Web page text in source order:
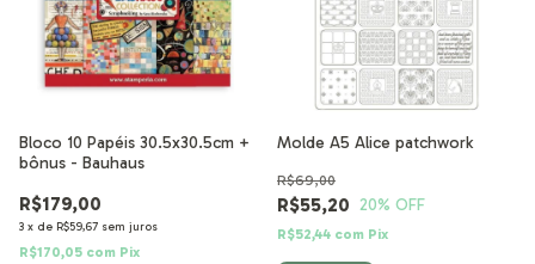
Bloco 10 Papéis 30.5x30.5cm +
bônus - Bauhaus
R$179,00
3 x de R$59,67 sem juros
R$170,05 com Pix
Molde A5 Alice patchwork
R$55,20
R$69,00
20% OFF
R$52,44 com Pix